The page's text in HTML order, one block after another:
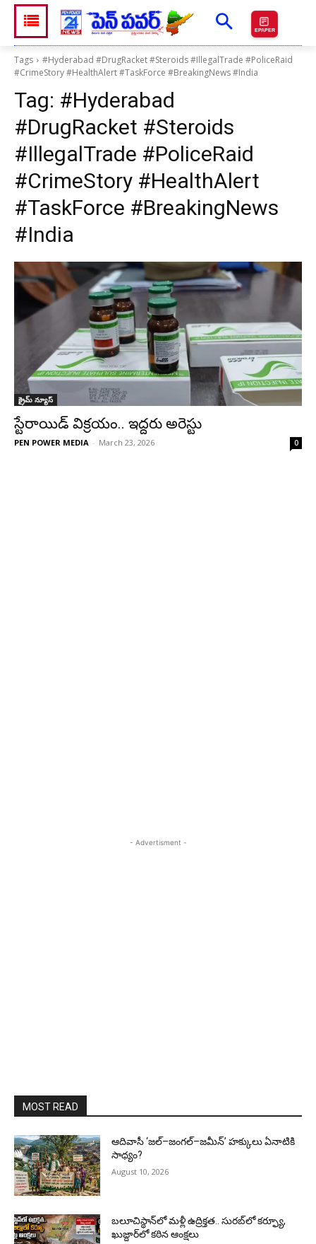
EPAPER
Tags
#Hyderabad #DrugRacket #Steroids #IllegalTrade #PoliceRaid
#CrimeStory #HealthAlert #TaskForce #BreakingNews #India
Tag: #Hyderabad
#DrugRacket #Steroids
#IllegalTrade #PoliceRaid
#CrimeStory #HealthAlert
#TaskForce #BreakingNews
#India
క్రైమ్ న్యూస్
స్టేరాయిడ్ విక్రయం.. ఇద్దరు అరెస్టు
PEN POWER MEDIA - March 23, 2026 0
- Advertisment -
MOST READ
ఆదివాసీ ‘జల్‌–జంగల్‌–జమీన్‌’ హక్కులు ఏనాటికి
సాధ్యం?
August 10, 2026
బలూచిస్థాన్‌లో మళ్లీ ఉద్రిక్తత.. సురబ్‌లో కర్ఫ్యూ,
ఖుజ్దార్‌లో కఠిన ఆంక్షలు